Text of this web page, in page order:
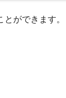
ができます。